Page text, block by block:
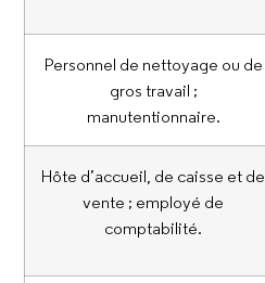
Personnel de nettoyage ou de
gros travail ;
manutentionnaire.
Hôte d’accueil, de caisse et de
vente ; employé de
comptabilité.